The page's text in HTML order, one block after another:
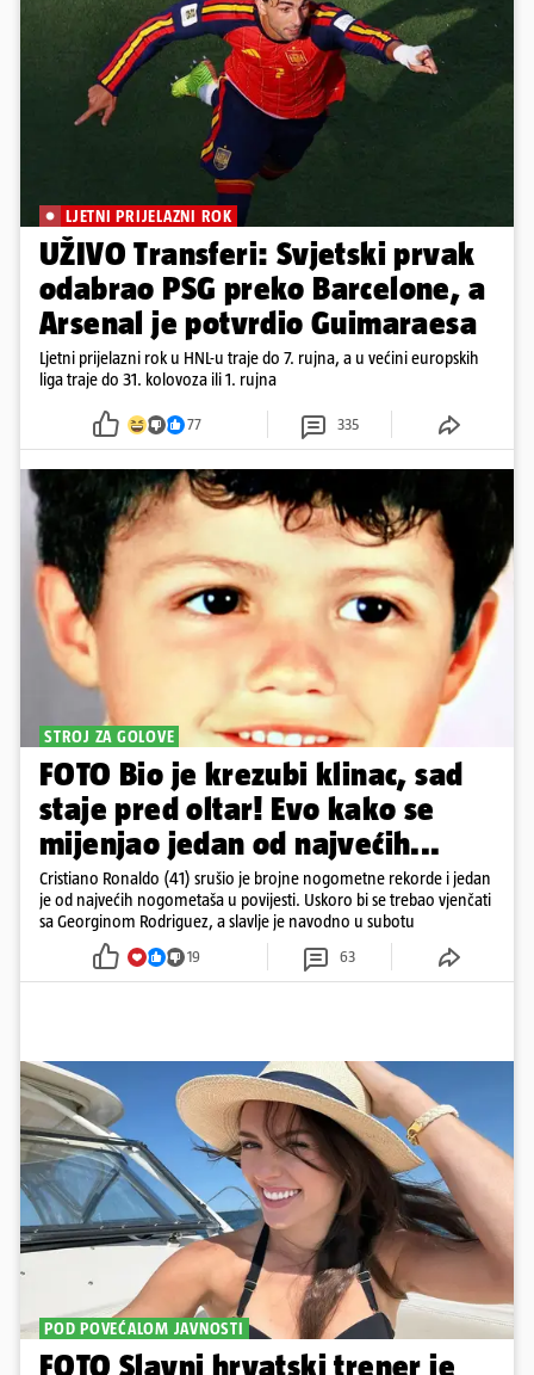
LJETNI PRIJELAZNI ROK
UŽIVO Transferi: Svjetski prvak
odabrao PSG preko Barcelone, a
Arsenal je potvrdio Guimaraesa
Ljetni prijelazni rok u HNL-u traje do 7. rujna, a u većini europskih
liga traje do 31. kolovoza ili 1. rujna
77 335
STROJ ZA GOLOVE
FOTO Bio je krezubi klinac, sad
staje pred oltar! Evo kako se
mijenjao jedan od najvećih...
Cristiano Ronaldo (41) srušio je brojne nogometne rekorde i jedan
je od najvećih nogometaša u povijesti. Uskoro bi se trebao vjenčati
sa Georginom Rodriguez, a slavlje je navodno u subotu
19 63
POD POVEĆALOM JAVNOSTI
FOTO Slavni hrvatski trener je